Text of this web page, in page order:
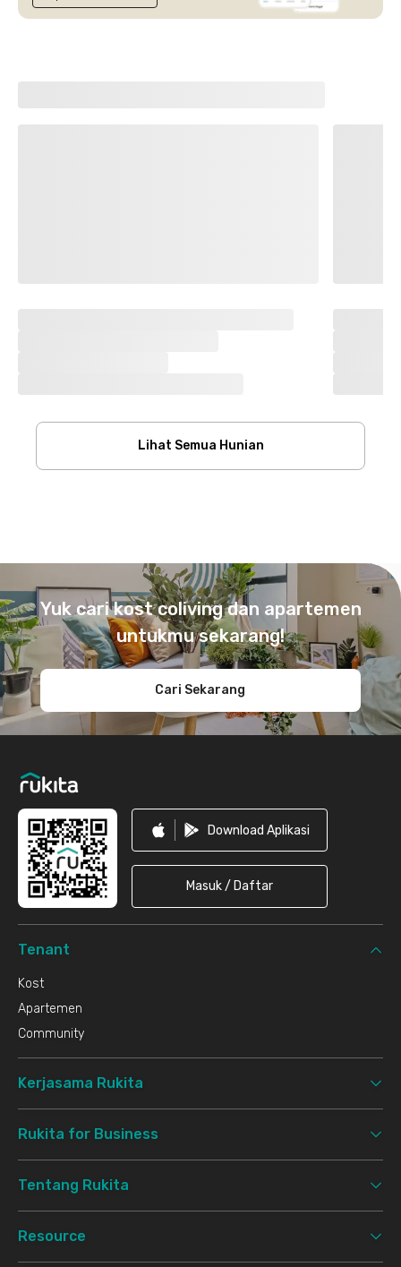
Lihat Semua Hunian
Yuk cari kost coliving dan apartemen
untukmu sekarang!
Cari Sekarang
Download Aplikasi
Masuk / Daftar
Tenant
Kost
Apartemen
Community
Kerjasama Rukita
Rukita for Business
Tentang Rukita
Resource